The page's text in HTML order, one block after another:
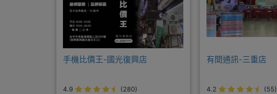
手機比價王-國光復興店
4.9
(280)
有間通訊-三重店
4.2
(55)